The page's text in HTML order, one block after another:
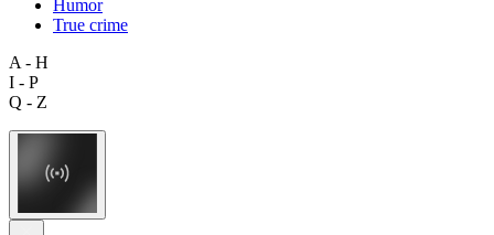
Humor
True crime
A - H
I - P
Q - Z